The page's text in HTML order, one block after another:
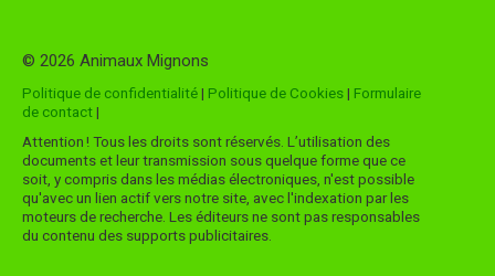
© 2026 Animaux Mignons
Politique de confidentialité| Politique de Cookies| Formulaire
de contact|
Attention ! Tous les droits sont réservés. L’utilisation des
documents et leur transmission sous quelque forme que ce
soit, y compris dans les médias électroniques, n'est possible
qu'avec un lien actif vers notre site, avec l'indexation par les
moteurs de recherche. Les éditeurs ne sont pas responsables
du contenu des supports publicitaires.